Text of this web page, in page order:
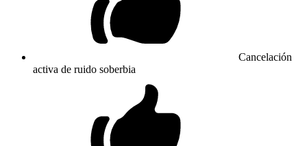
Cancelación
activa de ruido soberbia